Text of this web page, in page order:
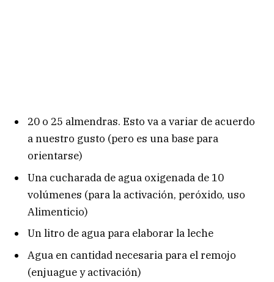
20 o 25 almendras. Esto va a variar de acuerdo
a nuestro gusto (pero es una base para
orientarse)
Una cucharada de agua oxigenada de 10
volúmenes (para la activación, peróxido, uso
Alimenticio)
Un litro de agua para elaborar la leche
Agua en cantidad necesaria para el remojo
(enjuague y activación)